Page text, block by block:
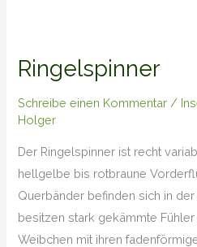
Ringelspinner
Schreibe einen Kommentar /
Holger
Der Ringelspinner ist recht
hellgelbe bis rotbraune
Querbänder befinden sich in der
besitzen stark gekämmte
Weibchen mit ihren